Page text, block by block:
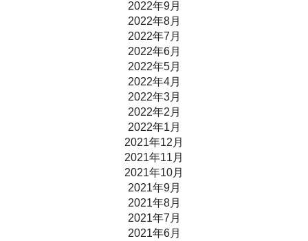
2022年9月
2022年8月
2022年7月
2022年6月
2022年5月
2022年4月
2022年3月
2022年2月
2022年1月
2021年12月
2021年11月
2021年10月
2021年9月
2021年8月
2021年7月
2021年6月